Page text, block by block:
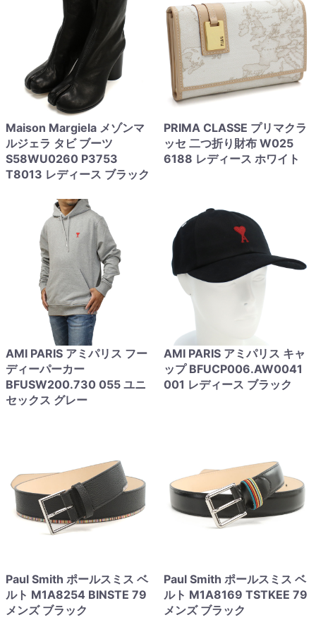
Maison Margiela メゾンマ
ルジェラ タビ ブーツ
S58WU0260 P3753
T8013 レディース ブラック
PRIMA CLASSE プリマクラ
ッセ 二つ折り財布 W025
6188 レディース ホワイト
AMI PARIS アミパリス フー
ディーパーカー
BFUSW200.730 055 ユニ
セックス グレー
AMI PARIS アミパリス キャ
ップ BFUCP006.AW0041
001 レディース ブラック
Paul Smith ポールスミス ベ
ルト M1A8254 BINSTE 79
メンズ ブラック
Paul Smith ポールスミス ベ
ルト M1A8169 TSTKEE 79
メンズ ブラック